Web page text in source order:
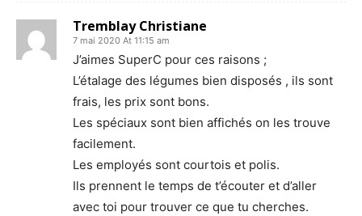
Tremblay Christiane
7 mai 2020 At 11:15 am
J’aimes SuperC pour ces raisons ;
L’étalage des légumes bien disposés , ils sont
frais, les prix sont bons.
Les spéciaux sont bien affichés on les trouve
facilement.
Les employés sont courtois et polis.
Ils prennent le temps de t’écouter et d’aller
avec toi pour trouver ce que tu cherches.